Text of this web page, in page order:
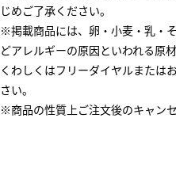
じめご了承ください。
※掲載商品には、卵・小麦・乳・
どアレルギーの原因といわれる原
くわしくはフリーダイヤルまたは
さい。
※商品の性質上ご注文後のキャン